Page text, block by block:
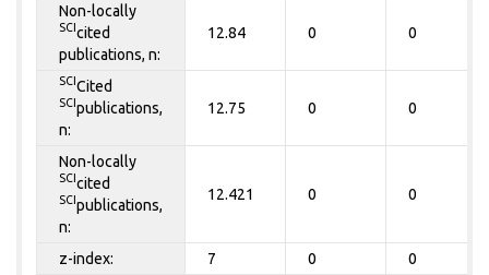
Non-locally
SCI cited
publications, n:
12.84 0 0
SCI Cited
SCI publications,
n:
12.75 0 0
Non-locally
SCI cited
SCI publications,
n:
12.421 0 0
z-index: 7 0 0